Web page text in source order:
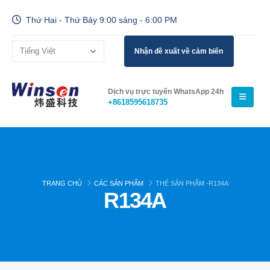
Thứ Hai - Thứ Bảy 9:00 sáng - 6:00 PM
Nhận đề xuất về cảm biến
Dịch vụ trực tuyến WhatsApp 24h
+8618595618735
TRANG CHỦ CÁC SẢN PHẨM THẺ SẢN PHẨM -R134A
R134A